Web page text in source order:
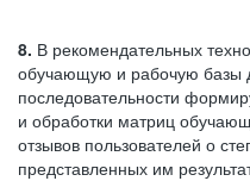
8. В рекомендательных
обучающую и рабочую базы
последовательности
и обработки матриц
отзывов пользователей о
представленных им